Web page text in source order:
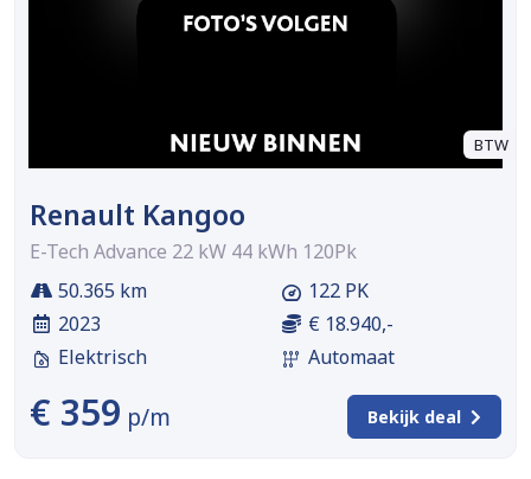
BTW
Renault Kangoo
E-Tech Advance 22 kW 44 kWh 120Pk
50.365 km
2023
Elektrisch
122 PK
€ 18.940,-
Automaat
€ 359 p/m Bekijk deal